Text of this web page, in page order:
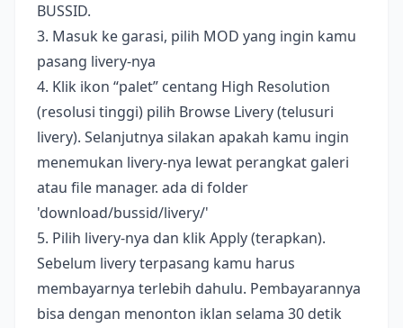
BUSSID.
3. Masuk ke garasi, pilih MOD yang ingin kamu
pasang livery-nya
4. Klik ikon “palet” centang High Resolution
(resolusi tinggi) pilih Browse Livery (telusuri
livery). Selanjutnya silakan apakah kamu ingin
menemukan livery-nya lewat perangkat galeri
atau file manager. ada di folder
'download/bussid/livery/'
5. Pilih livery-nya dan klik Apply (terapkan).
Sebelum livery terpasang kamu harus
membayarnya terlebih dahulu. Pembayarannya
bisa dengan menonton iklan selama 30 detik